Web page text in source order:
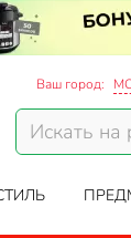
Ваш город: